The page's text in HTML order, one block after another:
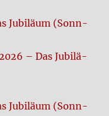
Jubi­lä­um (Sonn­
– Das Jubi­lä­
Jubi­lä­um (Sonn­